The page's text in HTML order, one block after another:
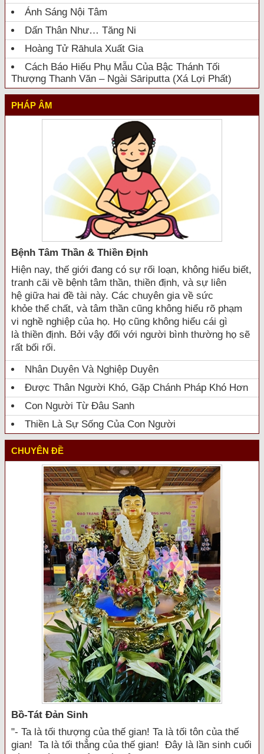
Ánh Sáng Nội Tâm
Dấn Thân Như… Tăng Ni
Hoàng Tử Rāhula Xuất Gia
Cách Báo Hiếu Phụ Mẫu Của Bậc Thánh Tối
Thượng Thanh Văn – Ngài Sāriputta (Xá Lợi Phất)
PHÁP ÂM
Bệnh Tâm Thần & Thiền Định
Hiện nay, thế giới đang có sự rối loạn, không hiểu biết,
tranh cãi về bệnh tâm thần, thiền định, và sự liên
hệ giữa hai đề tài này. Các chuyên gia về sức
khỏe thể chất, và tâm thần cũng không hiểu rõ phạm
vi nghề nghiệp của họ. Họ cũng không hiểu cái gì
là thiền định. Bởi vậy đối với người bình thường họ sẽ
rất bối rối.
Nhân Duyên Và Nghiệp Duyên
Được Thân Người Khó, Gặp Chánh Pháp Khó Hơn
Con Người Từ Đâu Sanh
Thiền Là Sự Sống Của Con Người
CHUYÊN ĐỀ
Bồ-Tát Đản Sinh
"- Ta là tối thượng của thế gian! Ta là tối tôn của thế
gian! Ta là tối thẳng của thế gian! Đây là lần sinh cuối